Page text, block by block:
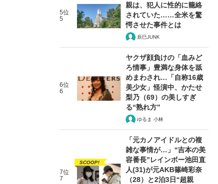
5位
5
親は、犯人に性的に籠絡
されていた……全米を驚
愕させた事件とは
辰巳JUNK
6位
6
ヤクザ顔負けの「血みど
ろ情事」豊満な身体を舐
めまわされ…「自称16歳
美少女」怪演中、かたせ
梨乃（69）の美しすぎ
る“熟れ方”
ゆるま 小林
7位
7
SCOOP!
「元カノアイドルとの複
雑な事情が…」“吉本の美
容番長”レインボー池田直
人(31)が元AKB篠崎彩奈
（28）と2泊3日“超親